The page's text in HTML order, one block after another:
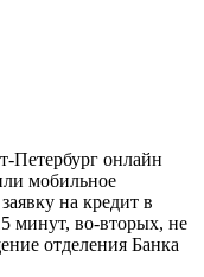
Петербург онлайн
мобильное
на кредит в
минут, во-вторых, не
отделения Банка